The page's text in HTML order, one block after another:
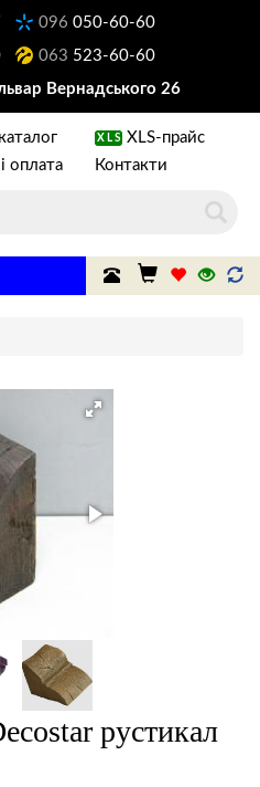
096 050-60-60
063 523-60-60
Вернадського 26
XLS XLS-прайс
оплата
Контакти
рустикал